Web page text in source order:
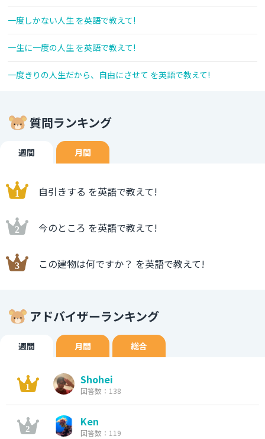
一度しかない人生 を英語で教えて!
一生に一度の人生 を英語で教えて!
一度きりの人生だから、自由にさせて を英語で教えて!
質問ランキング
週間 月間
自引きする を英語で教えて!
今のところ を英語で教えて!
この建物は何ですか？ を英語で教えて!
アドバイザーランキング
週間 月間 総合
Shohei
回答数：138
Ken
回答数：119